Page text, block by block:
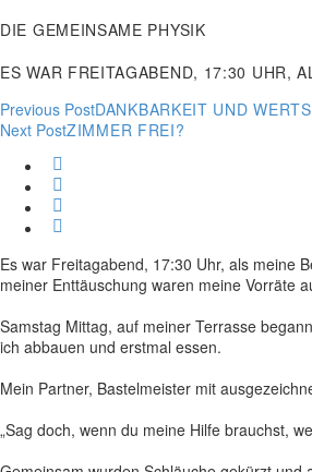
DIE GEMEINSAME PHYSIK
ES WAR FREITAGABEND, 17:30 UHR,
BEITRAGSNAVIGATION
Previous PostDANKBARKEIT UND
Next PostZIMMER FREI?
Es war Freitagabend, 17:30 Uhr, als meine
meiner Enttäuschung waren meine Vorräte
Samstag Mittag, auf meiner Terrasse
ich abbauen und erstmal essen.
Mein Partner, Bastelmeister mit
„Sag doch, wenn du meine Hilfe brauchst,